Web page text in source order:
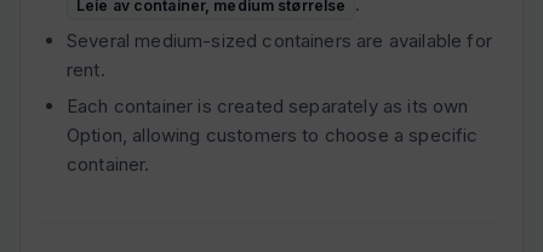
Leie av container, medium størrelse
Several medium-sized containers are available for
rent.
Each container is created separately as its own
Option, allowing customers to choose a specific
container.